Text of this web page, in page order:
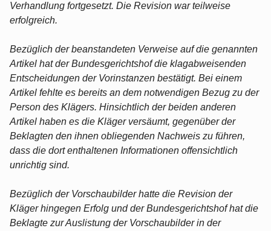
Verhandlung fortgesetzt. Die Revision war teilweise
erfolgreich.
Bezüglich der beanstandeten Verweise auf die genannten
Artikel hat der Bundesgerichtshof die klagabweisenden
Entscheidungen der Vorinstanzen bestätigt. Bei einem
Artikel fehlte es bereits an dem notwendigen Bezug zu der
Person des Klägers. Hinsichtlich der beiden anderen
Artikel haben es die Kläger versäumt, gegenüber der
Beklagten den ihnen obliegenden Nachweis zu führen,
dass die dort enthaltenen Informationen offensichtlich
unrichtig sind.
Bezüglich der Vorschaubilder hatte die Revision der
Kläger hingegen Erfolg und der Bundesgerichtshof hat die
Beklagte zur Auslistung der Vorschaubilder in der